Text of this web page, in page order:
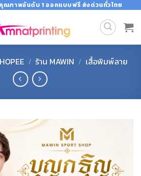
ภาพอันดับ 1 ออกแบบฟรี ส่งด่วนทั่วไทย
/ ร้าน MAWIN / เสื้อพิมพ์ลาย